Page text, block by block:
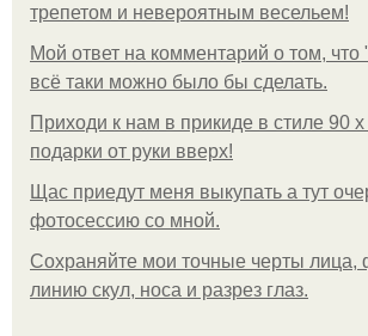
трепетом и невероятным весельем!
Мой ответ на комментарий о том,
всё таки можно было бы сделать.
Приходи к нам в прикиде в стиле 90
подарки от руки вверх!
Щас приедут меня выкупать а тут
фотосессию со мной.
Сохраняйте мои точные черты лица,
линию скул, носа и разрез глаз.